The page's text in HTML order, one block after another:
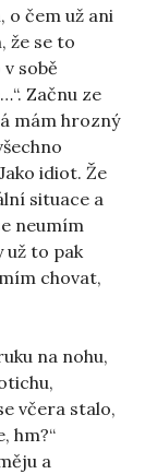
o čem už ani
že se to
sobě
Začnu ze
mám hrozný
idiot. Že
situace a
neumím
už to pak
chovat,
na nohu,
včera stalo,
hm?“
a